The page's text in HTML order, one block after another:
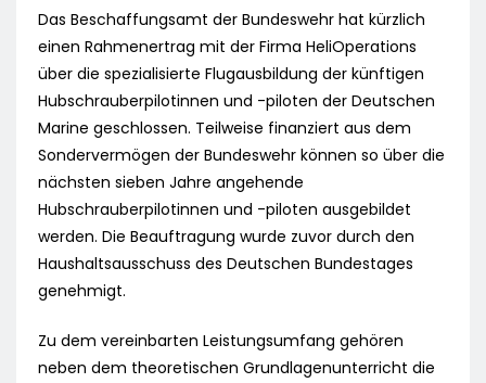
Das Beschaffungsamt der Bundeswehr hat kürzlich
einen Rahmenertrag mit der Firma HeliOperations
über die spezialisierte Flugausbildung der künftigen
Hubschrauberpilotinnen und -piloten der Deutschen
Marine geschlossen. Teilweise finanziert aus dem
Sondervermögen der Bundeswehr können so über die
nächsten sieben Jahre angehende
Hubschrauberpilotinnen und -piloten ausgebildet
werden. Die Beauftragung wurde zuvor durch den
Haushaltsausschuss des Deutschen Bundestages
genehmigt.
Zu dem vereinbarten Leistungsumfang gehören
neben dem theoretischen Grundlagenunterricht die